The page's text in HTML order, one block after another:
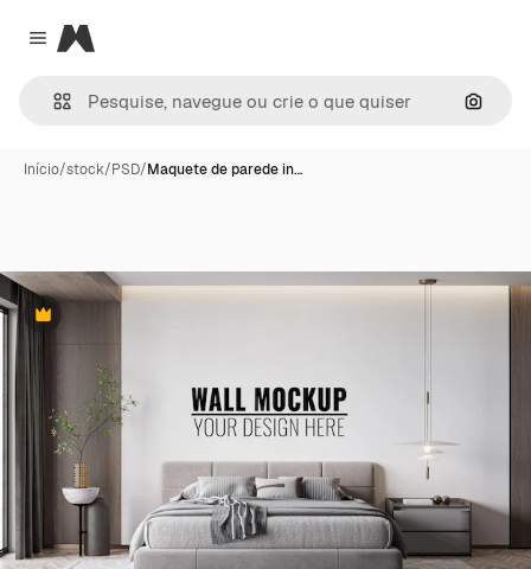
Close menu
Magnific
Início/stock/PSD/Maquete de parede in…
Premium